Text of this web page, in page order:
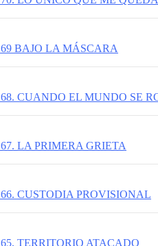
BAJO LA MÁSCARA
LA PRIMERA GRIETA
CUSTODIA PROVISIONAL
TERRITORIO ATACADO